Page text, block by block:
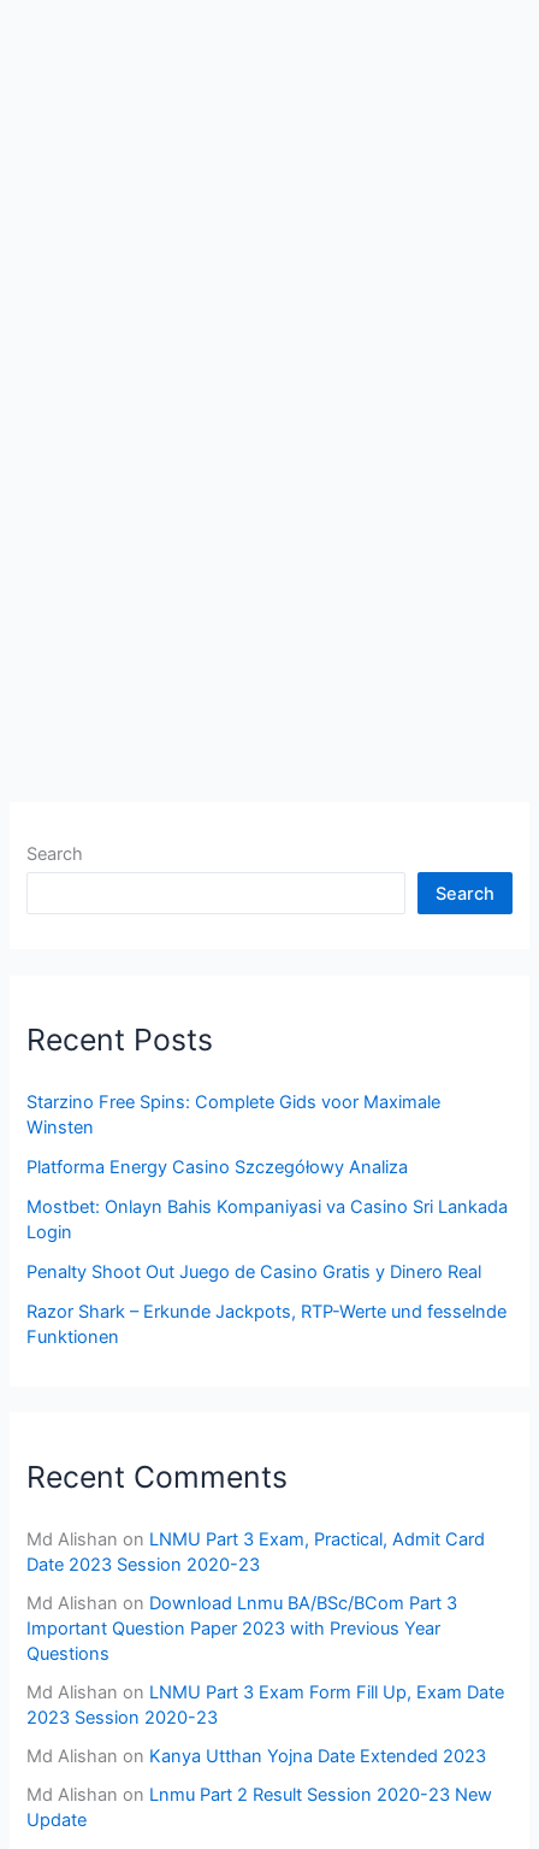
Search
Search
Recent Posts
Starzino Free Spins: Complete Gids voor Maximale
Winsten
Platforma Energy Casino Szczegółowy Analiza
Mostbet: Onlayn Bahis Kompaniyasi va Casino Sri Lankada
Login
Penalty Shoot Out Juego de Casino Gratis y Dinero Real
Razor Shark – Erkunde Jackpots, RTP-Werte und fesselnde
Funktionen
Recent Comments
Md Alishan on LNMU Part 3 Exam, Practical, Admit Card
Date 2023 Session 2020-23
Md Alishan on Download Lnmu BA/BSc/BCom Part 3
Important Question Paper 2023 with Previous Year
Questions
Md Alishan on LNMU Part 3 Exam Form Fill Up, Exam Date
2023 Session 2020-23
Md Alishan on Kanya Utthan Yojna Date Extended 2023
Md Alishan on Lnmu Part 2 Result Session 2020-23 New
Update